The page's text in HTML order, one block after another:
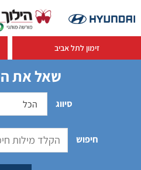
זימון לתל אביב
שאל את
סיווג
חיפוש